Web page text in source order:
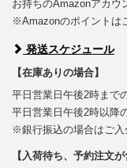
お持ちのAmazonアカウ
※Amazonのポイントは
発送スケジュール
【在庫ありの場合】
平日営業日午後2時まで
平日営業日午後2時以降
※銀行振込の場合はご入
【入荷待ち、予約注文が